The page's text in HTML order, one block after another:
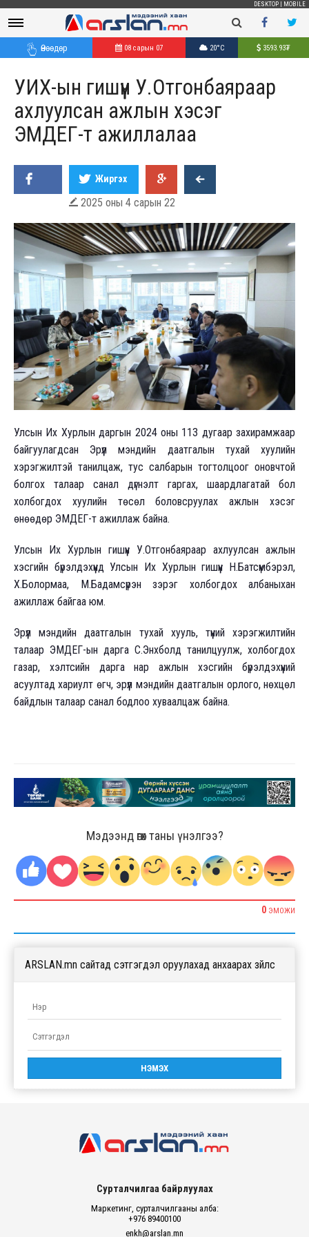
DESKTOP MOBILE
Өнөөдөр 08 сарын 07 20°C 3593.93₮
УИХ-ын гишүүн У.Отгонбаяраар
ахлуулсан ажлын хэсэг
ЭМДЕГ-т ажиллалаа
Жиргэх
 2025 оны 4 сарын 22
Улсын Их Хурлын даргын 2024 оны 113 дугаар захирамжаар
байгуулагдсан Эрүүл мэндийн даатгалын тухай хуулийн
хэрэгжилтэй танилцаж, тус салбарын тогтолцоог оновчтой
болгох талаар санал дүгнэлт гаргах, шаардлагатай бол
холбогдох хуулийн төсөл боловсруулах ажлын хэсэг
өнөөдөр ЭМДЕГ-т ажиллаж байна.
Улсын Их Хурлын гишүүн У.Отгонбаяраар ахлуулсан ажлын
хэсгийн бүрэлдэхүүнд Улсын Их Хурлын гишүүн Н.Батсүмбэрэл,
Х.Болормаа, М.Бадамсүрэн зэрэг холбогдох албаныхан
ажиллаж байгаа юм.
Эрүүл мэндийн даатгалын тухай хууль, түүний хэрэгжилтийн
талаар ЭМДЕГ-ын дарга С.Энхболд танилцуулж, холбогдох
газар, хэлтсийн дарга нар ажлын хэсгийн бүрэлдэхүүний
асуултад хариулт өгч, эрүүл мэндийн даатгалын орлого, нөхцөл
байдлын талаар санал бодлоо хуваалцаж байна.
Мэдээнд өгөх таны үнэлгээ?
0 ЭМОЖИ
ARSLAN.mn сайтад сэтгэгдэл оруулахад анхаарах зүйлс
Сурталчилгаа байрлуулах
Маркетинг, сурталчилгааны алба:
+976 89400100
enkh@arslan.mn